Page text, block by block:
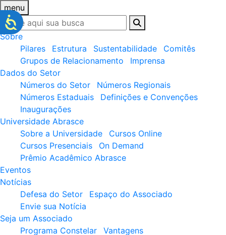
menu
Sobre
Pilares
Estrutura Sustentabilidade
Comitês
Grupos de Relacionamento
Imprensa
Dados do Setor
Números do Setor
Números Regionais
Números Estaduais
Definições e Convenções
Inaugurações
Universidade Abrasce
Sobre a Universidade
Cursos Online
Cursos Presenciais
On Demand
Prêmio Acadêmico Abrasce
Eventos
Notícias
Defesa do Setor
Espaço do Associado
Envie sua Notícia
Seja um Associado
Programa Constelar
Vantagens